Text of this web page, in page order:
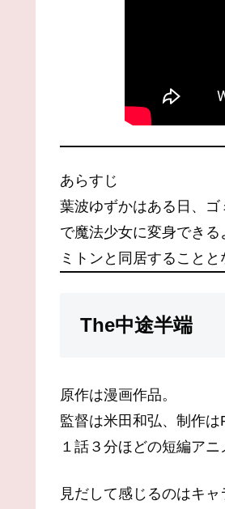
あらすじ
葉波ゆずかはある日、
で魔法少女に変身でき
ミトンと同居すること
The中途半端
原作は漫画作品。
監督は米田和弘、制作は
１話３分ほどの短編アニ
見だして感じるのはキャ